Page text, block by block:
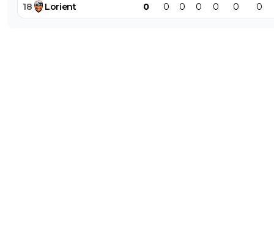
18 Lorient 0 0 0 0 0 0 0